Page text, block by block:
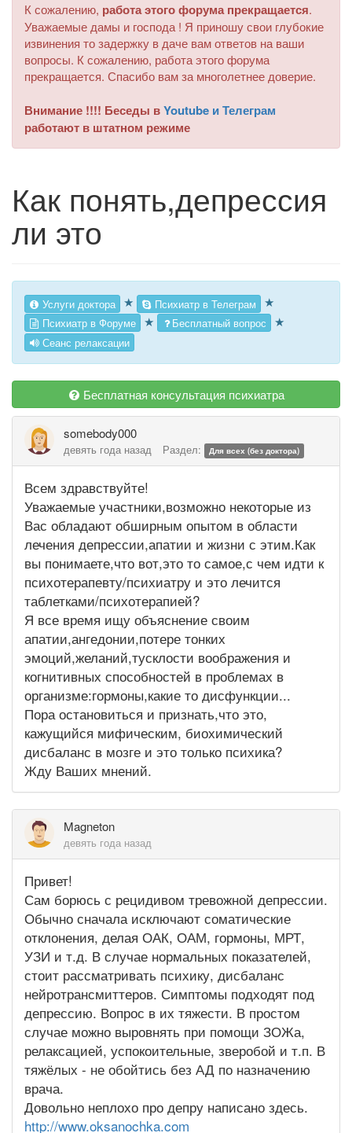
К сожалению, работа этого форума прекращается.
Уважаемые дамы и господа ! Я приношу свои глубокие
извинения то задержку в даче вам ответов на ваши
вопросы. К сожалению, работа этого форума
прекращается. Спасибо вам за многолетнее доверие.
Внимание !!!! Беседы вYoutube и Телеграм
работают в штатном режиме
Как понять,депрессия
ли это
Услуги доктора ★ Психиатр в Телеграм ★
Психиатр в Форуме ★ Бесплатный вопрос ★
Сеанс релаксации
Бесплатная консультация психиатра
somebody000
девять года назад Раздел: Для всех (без доктора)
Всем здравствуйте!
Уважаемые участники,возможно некоторые из
Вас обладают обширным опытом в области
лечения депрессии,апатии и жизни с этим.Как
вы понимаете,что вот,это то самое,с чем идти к
психотерапевту/психиатру и это лечится
таблетками/психотерапией?
Я все время ищу объяснение своим
апатии,ангедонии,потере тонких
эмоций,желаний,тусклости воображения и
когнитивных способностей в проблемах в
организме:гормоны,какие то дисфункции...
Пора остановиться и признать,что это,
кажущийся мифическим, биохимический
дисбаланс в мозге и это только психика?
Жду Ваших мнений.
Magneton
девять года назад
Привет!
Сам борюсь с рецидивом тревожной депрессии.
Обычно сначала исключают соматические
отклонения, делая ОАК, ОАМ, гормоны, МРТ,
УЗИ и т.д. В случае нормальных показателей,
стоит рассматривать психику, дисбаланс
нейротрансмиттеров. Симптомы подходят под
депрессию. Вопрос в их тяжести. В простом
случае можно выровнять при помощи ЗОЖа,
релаксацией, успокоительные, зверобой и т.п. В
тяжёлых - не обойтись без АД по назначению
врача.
Довольно неплохо про депру написано здесь.
http://www.oksanochka.com